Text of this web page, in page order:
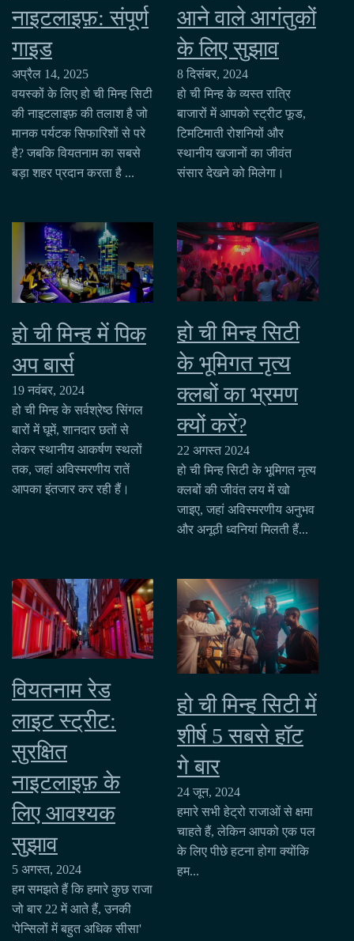
नाइटलाइफ़: संपूर्ण
गाइड
अप्रैल 14, 2025
वयस्कों के लिए हो ची मिन्ह सिटी
की नाइटलाइफ़ की तलाश है जो
मानक पर्यटक सिफारिशों से परे
है? जबकि वियतनाम का सबसे
बड़ा शहर प्रदान करता है ...
आने वाले आगंतुकों
के लिए सुझाव
8 दिसंबर, 2024
हो ची मिन्ह के व्यस्त रात्रि
बाजारों में आपको स्ट्रीट फूड,
टिमटिमाती रोशनियों और
स्थानीय खजानों का जीवंत
संसार देखने को मिलेगा।
हो ची मिन्ह में पिक
अप बार्स
19 नवंबर, 2024
हो ची मिन्ह के सर्वश्रेष्ठ सिंगल
बारों में घूमें, शानदार छतों से
लेकर स्थानीय आकर्षण स्थलों
तक, जहां अविस्मरणीय रातें
आपका इंतजार कर रही हैं।
हो ची मिन्ह सिटी
के भूमिगत नृत्य
क्लबों का भ्रमण
क्यों करें?
22 अगस्त 2024
हो ची मिन्ह सिटी के भूमिगत नृत्य
क्लबों की जीवंत लय में खो
जाइए, जहां अविस्मरणीय अनुभव
और अनूठी ध्वनियां मिलती हैं...
वियतनाम रेड
लाइट स्ट्रीट:
सुरक्षित
नाइटलाइफ़ के
लिए आवश्यक
सुझाव
5 अगस्त, 2024
हम समझते हैं कि हमारे कुछ राजा
जो बार 22 में आते हैं, उनकी
'पेन्सिलों में बहुत अधिक सीसा'
हो ची मिन्ह सिटी में
शीर्ष 5 सबसे हॉट
गे बार
24 जून, 2024
हमारे सभी हेट्रो राजाओं से क्षमा
चाहते हैं, लेकिन आपको एक पल
के लिए पीछे हटना होगा क्योंकि
हम...